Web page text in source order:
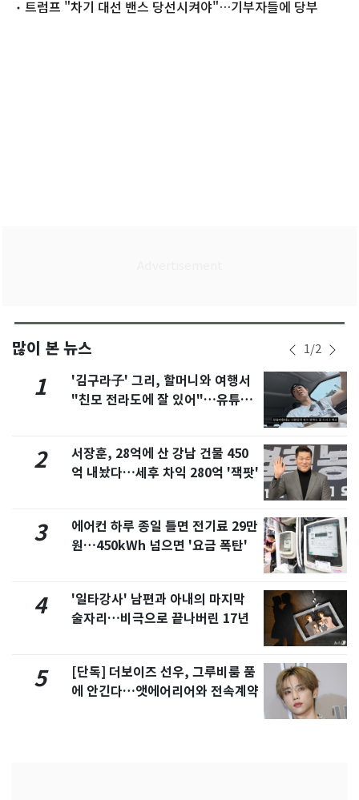
축량 감소"
트럼프 "차기 대선 밴스 당선시켜야"…기부자들에 당부
많이 본 뉴스 1/2
1
'김구라子' 그리, 할머니와 여행서
"친모 전라도에 잘 있어"…유튜브
2
서장훈, 28억에 산 강남 건물 450
억 내놨다…세후 차익 280억 '잭팟'
3
에어컨 하루 종일 틀면 전기료 29만
원…450kWh 넘으면 '요금 폭탄'
4
'일타강사' 남편과 아내의 마지막
술자리…비극으로 끝나버린 17년
5
[단독] 더보이즈 선우, 그루비룸 품
에 안긴다…앳에어리어와 전속계약